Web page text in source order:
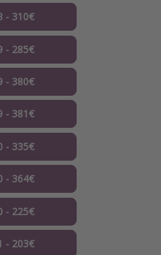
- 310€
- 285€
- 380€
- 381€
- 335€
- 364€
- 225€
- 203€